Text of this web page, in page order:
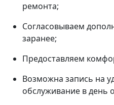
ремонта;
Согласовываем
заранее;
Предоставляем
Возможна запись на
обслуживание в день